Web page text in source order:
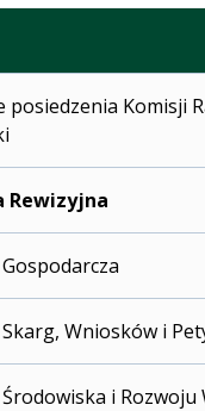
posiedzenia Komisji
Rewizyjna
Wniosków i
i Rozwoju